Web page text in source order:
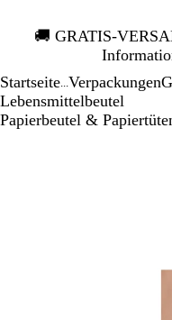
🚚 GRATIS-
Galeriebild
1
Startseite Verpackungen
Lebensmittelbeutel
Papierbeutel &